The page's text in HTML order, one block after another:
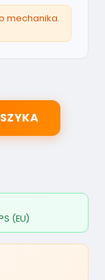
mechanika.
(EU)